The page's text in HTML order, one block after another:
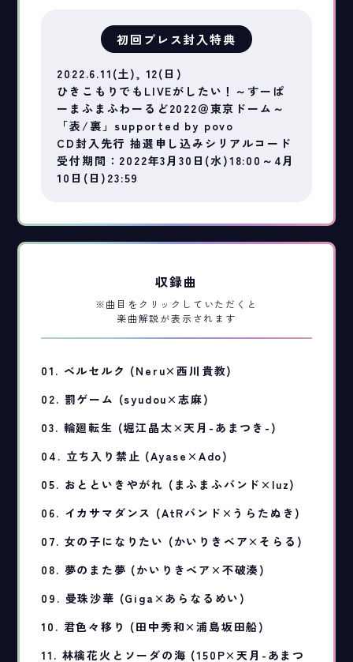
初回プレス封入特典
2022.6.11(土), 12(日)
ひきこもりでもLIVEがしたい！～すーぱ
ーまふまふわーるど2022＠東京ドーム～
「表/裏」supported by povo
CD封入先行 抽選申し込みシリアルコード
受付期間：2022年3月30日(水)18:00～4月
10日(日)23:59
収録曲
※曲目をクリックしていただくと
楽曲解説が表示されます
01. ベルセルク (Neru×西川貴教)
02. 罰ゲーム (syudou×志麻)
03. 輪廻転生 (堀江晶太×天月-あまつき-)
04. 立ち入り禁止 (Ayase×Ado)
05. おとといきやがれ (まふまふバンド×luz)
06. イカサマダンス (AtRバンド×うらたぬき)
07. 女の子になりたい (かいりきベア×そらる)
08. 夢のまた夢 (かいりきベア×不破湊)
09. 曼珠沙華 (Giga×あらなるめい)
10. 君色々移り (田中秀和×浦島坂田船)
11. 林檎花火とソーダの海 (150P×天月-あまつ